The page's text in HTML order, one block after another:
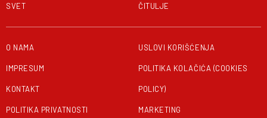
SVET ČITULJE
O NAMA
IMPRESUM
KONTAKT
POLITIKA PRIVATNOSTI
USLOVI KORIŠĆENJA
POLITIKA KOLAČIĆA (COOKIES
POLICY)
MARKETING